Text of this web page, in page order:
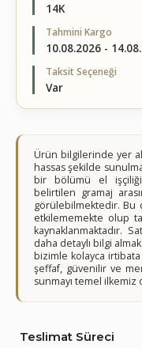
14K
Tahmini Kargo
10.08.2026 -
Taksit Seçeneği
Var
Ürün bilgilerinde yer
hassas şekilde
bir bölümü el
belirtilen gramaj
görülebilmektedir. Bu
etkilememekte olup
kaynaklanmaktadır.
daha detaylı bilgi
bizimle kolayca
şeffaf, güvenilir ve
sunmayı temel
Teslimat Süreci